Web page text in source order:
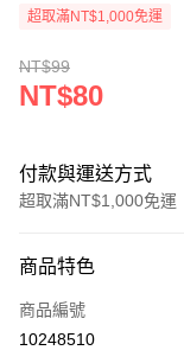
超取滿NT$1,000免運
NT$99
NT$80
付款與運送方式
超取滿NT$1,000免運
信用卡一次付款
超商取貨付款
商品特色
商品編號
10248510